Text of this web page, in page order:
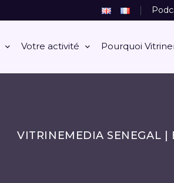
Votre activité Pourquoi
VITRINEMEDIA SENEGAL |